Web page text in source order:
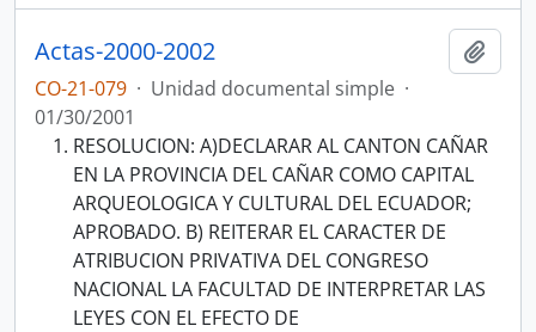
Actas-2000-2002
CO-21-079 · Unidad documental simple ·
01/30/2001
RESOLUCION: A)DECLARAR AL CANTON CAÑAR
EN LA PROVINCIA DEL CAÑAR COMO CAPITAL
ARQUEOLOGICA Y CULTURAL DEL ECUADOR;
APROBADO. B) REITERAR EL CARACTER DE
ATRIBUCION PRIVATIVA DEL CONGRESO
NACIONAL LA FACULTAD DE INTERPRETAR LAS
LEYES CON EL EFECTO DE